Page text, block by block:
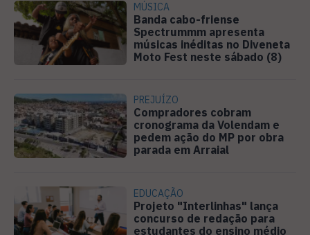
MÚSICA
Banda cabo-friense
Spectrummm apresenta
músicas inéditas no Diveneta
Moto Fest neste sábado (8)
PREJUÍZO
Compradores cobram
cronograma da Volendam e
pedem ação do MP por obra
parada em Arraial
EDUCAÇÃO
Projeto "Interlinhas" lança
concurso de redação para
estudantes do ensino médio